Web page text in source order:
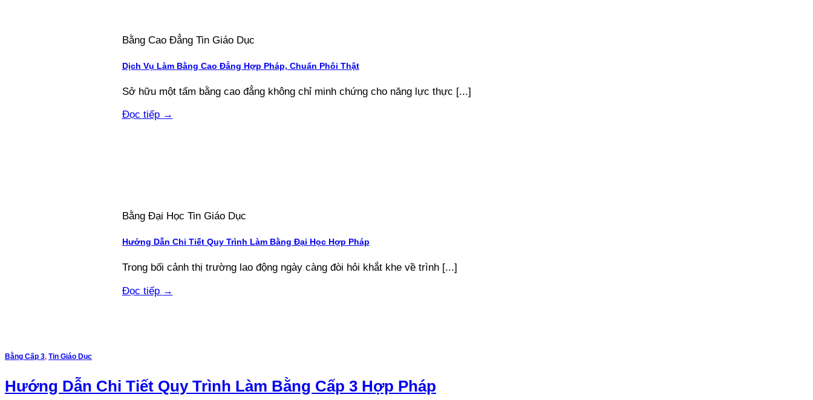
Bằng Cao Đẳng Tin Giáo Dục
Dịch Vụ Làm Bằng Cao Đẳng Hợp Pháp, Chuẩn Phôi Thật
Sở hữu một tấm bằng cao đẳng không chỉ minh chứng cho năng lực thực [...]
Đọc tiếp →
Bằng Đại Học Tin Giáo Dục
Hướng Dẫn Chi Tiết Quy Trình Làm Bằng Đại Học Hợp Pháp
Trong bối cảnh thị trường lao động ngày càng đòi hỏi khắt khe về trình [...]
Đọc tiếp →
Bằng Cấp 3, Tin Giáo Dục
Hướng Dẫn Chi Tiết Quy Trình Làm Bằng Cấp 3 Hợp Pháp